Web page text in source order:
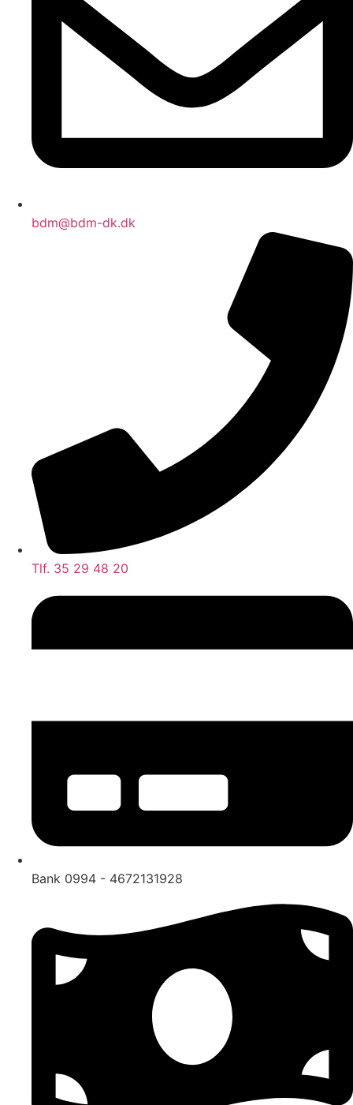
bdm@bdm-dk.dk
Tlf. 35 29 48 20
Bank 0994 - 4672131928